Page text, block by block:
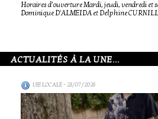
Horaires d’ouverture Mardi, jeudi, vendredi et
Dominique D'ALMEIDA et Delphine
ACTUALITÉS À LA UNE...
VIE LOCALE- 28/07/2026